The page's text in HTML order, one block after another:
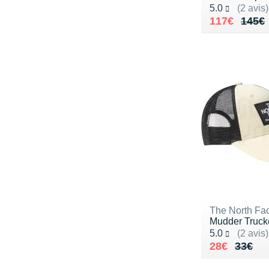
5.0
(2 avis)
Noté 5.0 sur 5
145€
Au lieu de
117€
Vendu 117€
The North
Mudder
5.0
(2 avis)
Noté 5.0 sur 5
33€
Au lieu de
28€
Vendu 28€